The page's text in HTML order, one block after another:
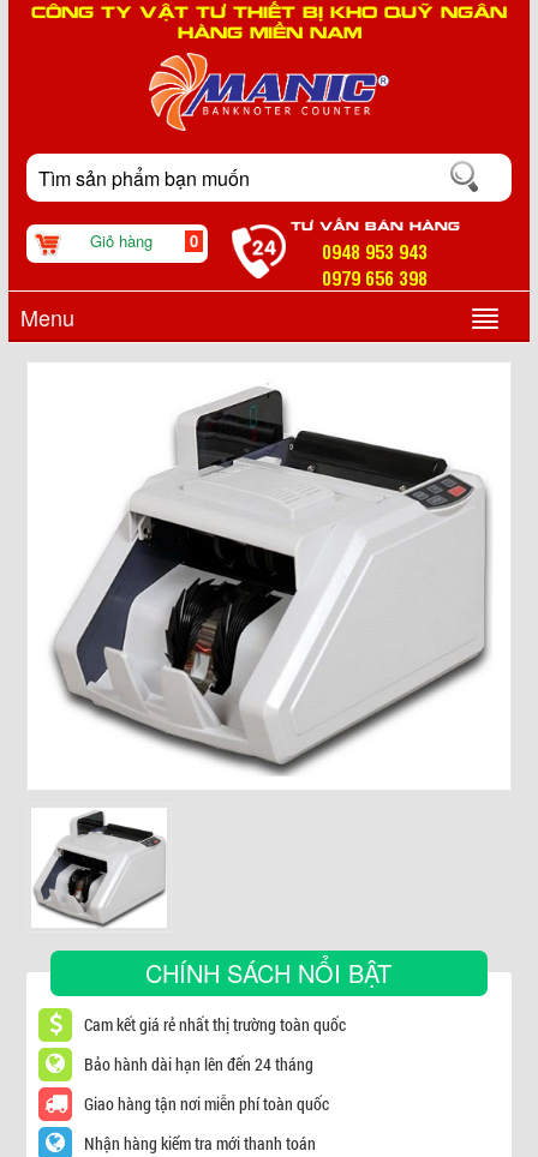
CÔNG TY VẬT TƯ THIẾT BỊ KHO QUỸ NGÂN
HÀNG MIỀN NAM
Giỏ hàng 0
TƯ VẤN BÁN HÀNG
0948 953 943
0979 656 398
Menu
▼
CHÍNH SÁCH NỔI BẬT
Cam kết giá rẻ nhất thị trường toàn quốc
Bảo hành dài hạn lên đến 24 tháng
Giao hàng tận nơi miễn phí toàn quốc
Nhận hàng kiểm tra mới thanh toán